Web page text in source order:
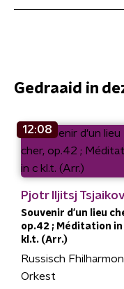
Gedraaid in
12:08
Pjotr Iljitsj
Souvenir d'un lieu
op.42 ; Méditation in
kl.t. (Arr.)
Russisch
Orkest